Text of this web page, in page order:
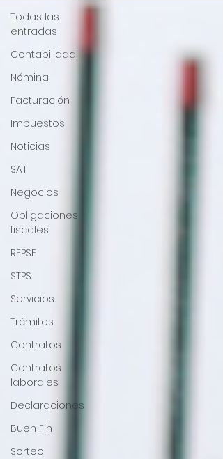
Todas las
entradas
Contabilidad
Nómina
Facturación
Impuestos
Noticias
SAT
Negocios
Obligaciones
fiscales
REPSE
STPS
Servicios
Trámites
Contratos
Contratos
laborales
Declaraciones
Buen Fin
Sorteo